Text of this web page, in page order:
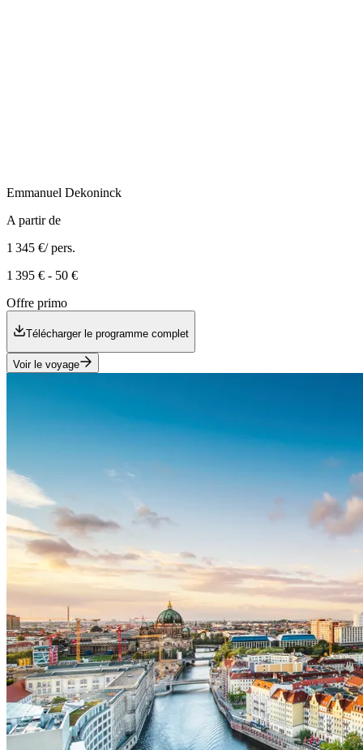
Emmanuel Dekoninck
A partir de
1 345 €/ pers.
1 395 € - 50 €
Offre primo
Télécharger le programme complet
Voir le voyage